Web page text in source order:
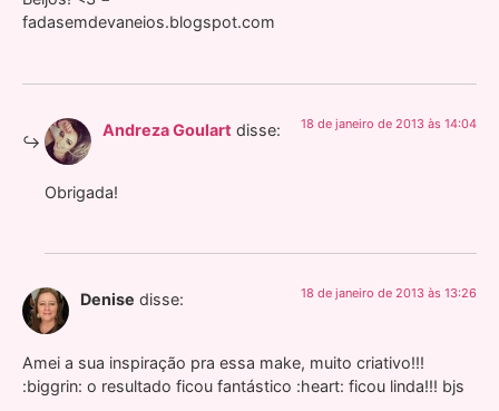
fadasemdevaneios.blogspot.com
Andreza Goulart disse: 18 de janeiro de 2013 às 14:04
Obrigada!
Denise disse: 18 de janeiro de 2013 às 13:26
Amei a sua inspiração pra essa make, muito criativo!!!
:biggrin: o resultado ficou fantástico :heart: ficou linda!!! bjs